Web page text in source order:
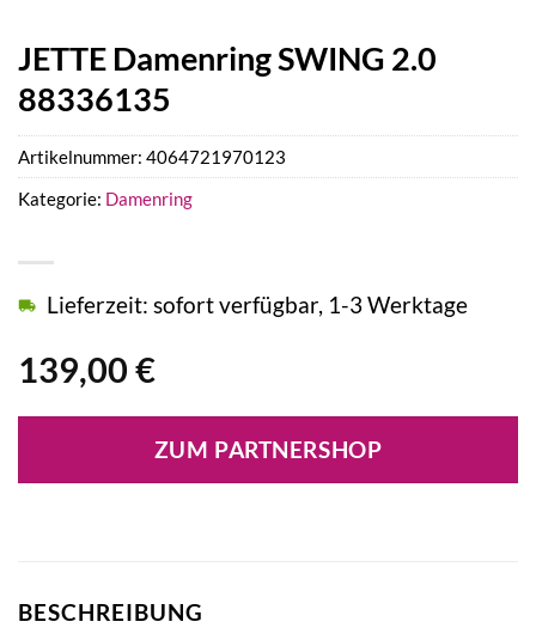
JETTE Damenring SWING 2.0
88336135
139,00 €
Lieferzeit: sofort verfügbar, 1-3 Werktage
ZUM PARTNERSHOP
Artikelnummer: 4064721970123
Kategorie: Damenring
BESCHREIBUNG